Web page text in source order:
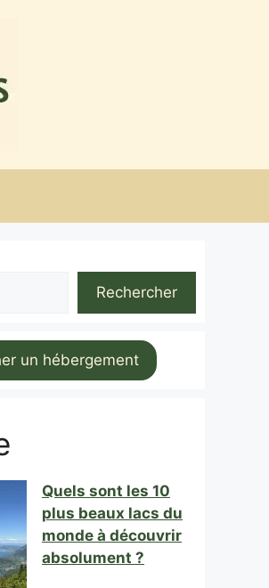
Rechercher
un hébergement
Quels sont les 10
plus beaux lacs du
monde à découvrir
absolument ?